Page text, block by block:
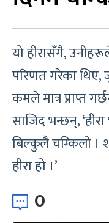
यो हीरासँगै,
परिणत गरेका थिए,
कमले मात्र प्राप्त
साजिद भन्छन्,
बिल्कुलै चम्किलो ।
हीरा हो ।’
0